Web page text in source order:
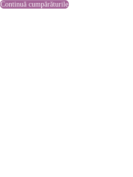
Continuă cumpărăturile